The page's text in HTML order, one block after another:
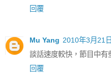
回覆
Mu Yang 2010年3月21
談話速度較快，節目中有
回覆